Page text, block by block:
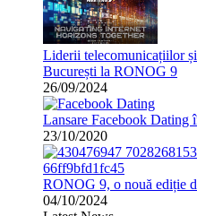
Liderii telecomunicațiilor
București la RONOG 9
26/09/2024
Lansare Facebook Dating
23/10/2020
RONOG 9, o nouă ediție
04/10/2024